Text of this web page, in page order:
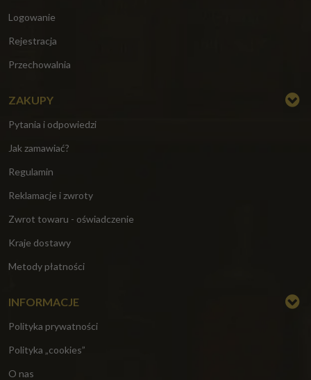
Logowanie
Rejestracja
Przechowalnia
ZAKUPY
Pytania i odpowiedzi
Jak zamawiać?
Regulamin
Reklamacje i zwroty
Zwrot towaru - oświadczenie
Kraje dostawy
Metody płatności
INFORMACJE
Polityka prywatności
Polityka „cookies”
O nas